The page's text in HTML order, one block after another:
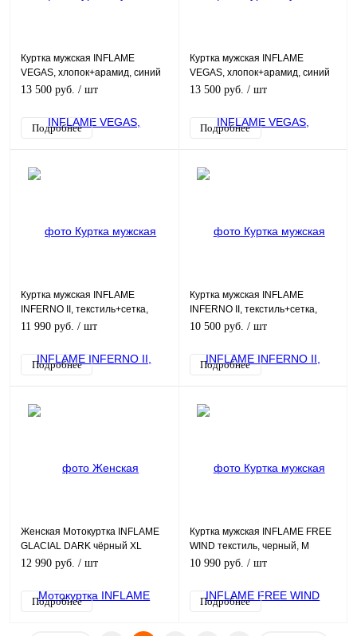
Куртка мужская INFLAME
VEGAS, хлопок+арамид, синий
темный, XL
13 500 руб. / шт
Подробнее
Куртка мужская INFLAME
VEGAS, хлопок+арамид, синий
темный, M
13 500 руб. / шт
Подробнее
Куртка мужская INFLAME
INFERNO II, текстиль+сетка,
черный, XXL
11 990 руб. / шт
Подробнее
Куртка мужская INFLAME
INFERNO II, текстиль+сетка,
черный, S
10 500 руб. / шт
Подробнее
Женская Мотокуртка INFLAME
GLACIAL DARK чёрный XL
12 990 руб. / шт
Подробнее
Куртка мужская INFLAME FREE
WIND текстиль, черный, M
10 990 руб. / шт
Подробнее